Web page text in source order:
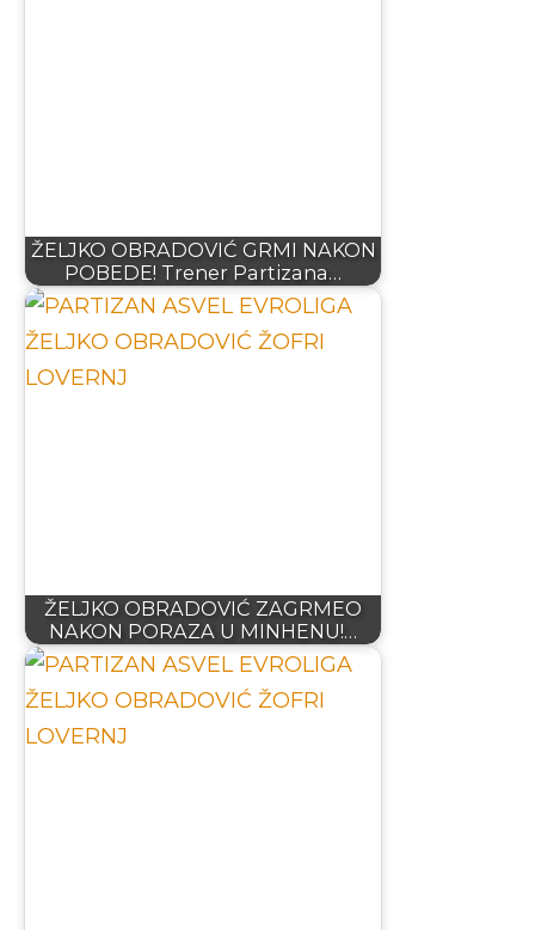
ŽELJKO OBRADOVIĆ GRMI NAKON
POBEDE! Trener Partizana…
ŽELJKO OBRADOVIĆ ZAGRMEO
NAKON PORAZA U MINHENU!…